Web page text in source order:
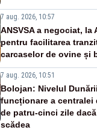
7 aug. 2026, 10:57
ANSVSA a negociat, la
pentru facilitarea
carcaselor de ovine și
7 aug. 2026, 10:51
Bolojan: Nivelul
funcționare a centralei
de patru-cinci zile
scădea